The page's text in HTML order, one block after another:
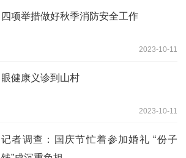
四项举措做好秋季消防安全工作
2023-10-11
眼健康义诊到山村
2023-10-11
记者调查：国庆节忙着参加婚礼 “份子